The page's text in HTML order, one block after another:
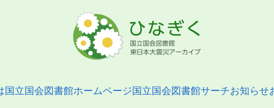
国立国会図書館ホームページ国立国会図書館サーチお知らせ